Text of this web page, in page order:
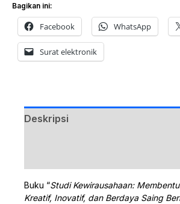
Bagikan ini:
Facebook WhatsApp
Surat elektronik
Deskripsi
Buku “Studi Kewirausahaan:
Kreatif, Inovatif, dan Berdaya Saing